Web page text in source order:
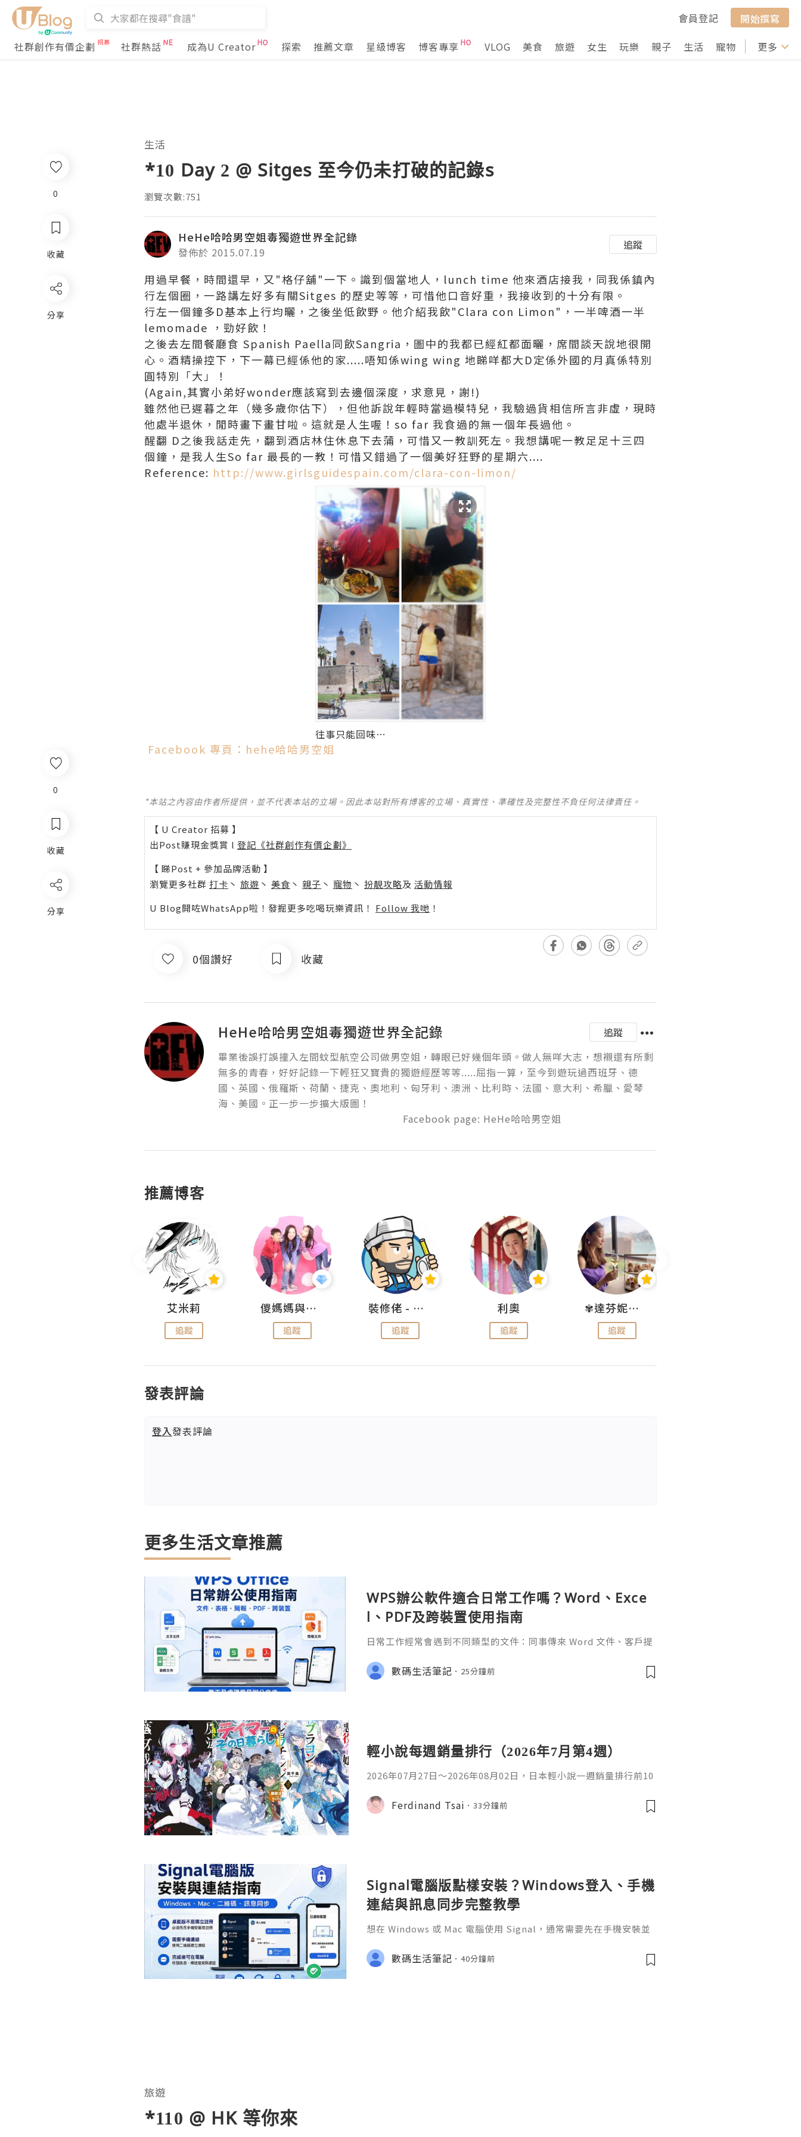
會員登記
開始撰寫
社群創作有價企劃
社群熱話 成為U Creator 探索 推薦文章 星級博客 博客專享 VLOG 美食 旅遊 女生 玩樂 親子 生活 寵物 行山 打卡
更多
0
收藏
分享
生活
*10 Day 2 @ Sitges 至今仍未打破的記錄s
瀏覽次數:751
HeHe哈哈男空姐毒獨遊世界全記錄
發佈於 2015.07.19
追蹤
用過早餐，時間還早，又"格仔舖"一下。識到個當地人，lunch time 他來酒店接我，同我係鎮內
行左個圈，一路講左好多有關Sitges 的歷史等等，可惜他口音好重，我接收到的十分有限。
行左一個鐘多D基本上行均曬，之後坐低飲野。他介紹我飲"Clara con Limon"，一半啤酒一半
lemomade ，勁好飲！
之後去左間餐廳食 Spanish Paella同飲Sangria，圖中的我都已經紅都面曬，席間談天說地很開
心。酒精操控下，下一幕已經係他的家.....唔知係wing wing 地睇咩都大D定係外國的月真係特別
圓特別「大」！
(Again,其實小弟好wonder應該寫到去邊個深度，求意見，謝!)
雖然他已遲暮之年（幾多歲你估下），但他訴說年輕時當過模特兒，我驗過貨相信所言非虛，現時
他處半退休，閒時畫下畫甘啦。這就是人生喔！so far 我食過的無一個年長過他。
醒翻 D之後我話走先，翻到酒店林住休息下去蒲，可惜又一教訓死左。我想講呢一教足足十三四
個鐘，是我人生So far 最長的一教！可惜又錯過了一個美好狂野的星期六....
Reference: http://www.girlsguidespain.com/clara-con-limon/
往事只能回味…
Facebook 專頁：hehe哈哈男空姐
*本站之內容由作者所提供，並不代表本站的立場。因此本站對所有博客的立場、真實性、準確性及完整性不負任何法律責任。
【 U Creator 招募 】
出Post賺現金獎賞 l 登記《社群創作有價企劃》
【 睇Post + 參加品牌活動 】
瀏覽更多社群 打卡 丶 旅遊 丶 美食 丶 親子 丶 寵物 丶 扮靚攻略及 活動情報
U Blog開咗WhatsApp啦！發掘更多吃喝玩樂資訊！ Follow 我哋 ！
0個讚好 收藏
HeHe哈哈男空姐毒獨遊世界全記錄
追蹤
畢業後誤打誤撞入左間蚊型航空公司做男空姐，轉眼已好幾個年頭。做人無咩大志，想襯還有所剩
無多的青春，好好記錄一下輕狂又寶貴的獨遊經歷等等.....屈指一算，至今到遊玩過西班牙、德
國、英國、俄羅斯、荷蘭、捷克、奧地利、匈牙利、澳洲、比利時、法國、意大利、希臘、愛琴
海、美國。正一步一步擴大版圖！
                                                              Facebook page: HeHe哈哈男空姐
推薦博客
艾米莉
追蹤
儍媽媽與兩隻小魔怪之家
追蹤
裝修佬 - 香港一站式網上裝修平台
追蹤
利奧
追蹤
✾達芬妮•愛孩子•愛生活✾
追蹤
發表評論
登入發表評論
更多生活文章推薦
WPS辦公軟件適合日常工作嗎？Word、Exce
l、PDF及跨裝置使用指南
日常工作經常會遇到不同類型的文件：同事傳來 Word 文件、客戶提
PDF。 如果每種文件都要使用不同程式，處理起來比較零散。因此不
少人會接觸 WPS Offic
數碼生活筆記 25分鐘前
輕小說每週銷量排行（2026年7月第4週）
2026年07月27日〜2026年08月02日，日本輕小說一週銷量排行前10
首・文字插畫：すがわらおむ,maruchi出版社：角川發售日：2026
年08月銷售數：10,281部2. 落後的馴獸師慢生活16作者：棚架ユウ
Ferdinand Tsai 33分鐘前
Signal電腦版點樣安裝？Windows登入、手機
連結與訊息同步完整教學
想在 Windows 或 Mac 電腦使用 Signal，通常需要先在手機安裝並
版設成已連結裝置。
數碼生活筆記 40分鐘前
0
收藏
分享
旅遊
*110 @ HK 等你來